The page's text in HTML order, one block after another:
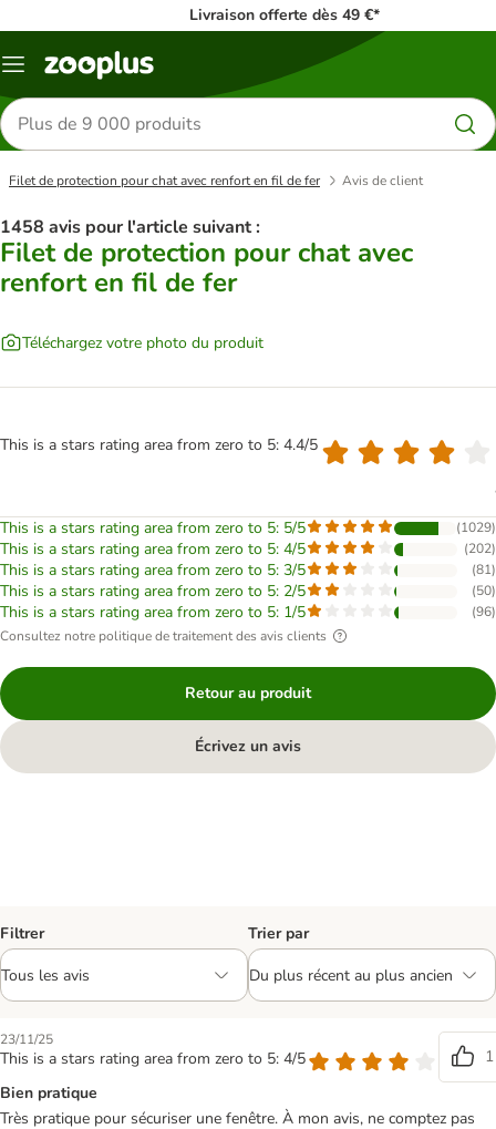
Livraison offerte dès 49 €*
Menu
Rechercher
des
produits
Filet de protection pour chat avec renfort en fil de fer Avis de client
1458 avis pour l'article suivant :
Filet de protection pour chat avec
renfort en fil de fer
Téléchargez votre photo du produit
This is a stars rating area from zero to 5: 4.4/5
This is a stars rating area from zero to 5: 5/5 (1029)
This is a stars rating area from zero to 5: 4/5 (202)
This is a stars rating area from zero to 5: 3/5 (81)
This is a stars rating area from zero to 5: 2/5 (50)
This is a stars rating area from zero to 5: 1/5 (96)
Consultez notre politique de traitement des avis clients
Retour au produit
Écrivez un avis
Filtrer Trier par
23/11/25
This is a stars rating area from zero to 5: 4/5
1
Bien pratique
Très pratique pour sécuriser une fenêtre. À mon avis, ne comptez pas